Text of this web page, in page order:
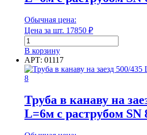
Группа горючести
Группа горючести
L=6м
с
раструбом
SN
4
Обычная цена:
Цена за шт. 17850 ₽
Количество
товара
Труба
в
канаву
заезд
500/435
L=6м
с
раструбом
В корзину
АРТ: 01117
Труба в канаву на
L=6м с раструбом SN